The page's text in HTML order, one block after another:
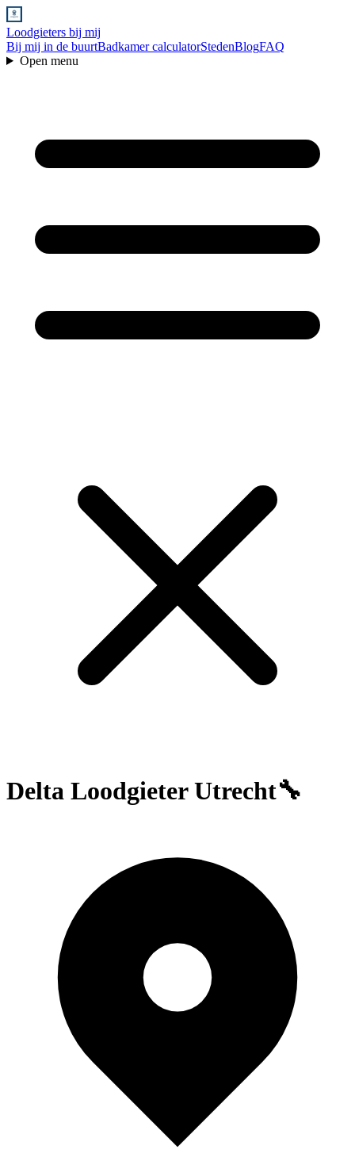
Loodgieters bij mij
Bij mij in de buurtBadkamer calculatorStedenBlogFAQ
Open menu
Delta Loodgieter Utrecht🔧